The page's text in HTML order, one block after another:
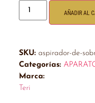
AÑADIR AL
SKU: aspirador-de-
Categorías:
Marca:
Teri